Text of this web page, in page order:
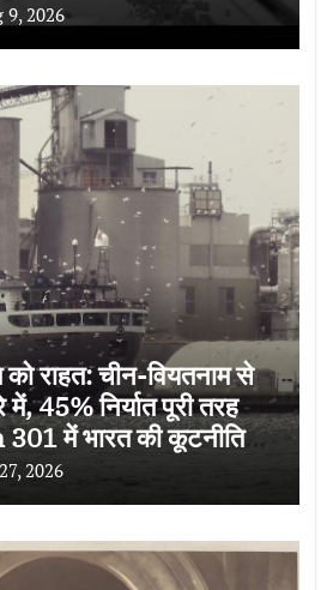
9, 2026
राहत: चीन-वियतनाम से
45% निर्यात पूरी तरह
में भारत की कूटनीतिक
2026